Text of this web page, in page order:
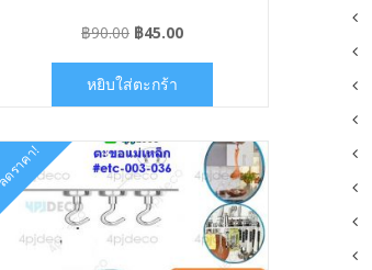
฿90.00 Original
was:
฿45.00Current
หยิบใส่ตะกร้า
ลดราคา!